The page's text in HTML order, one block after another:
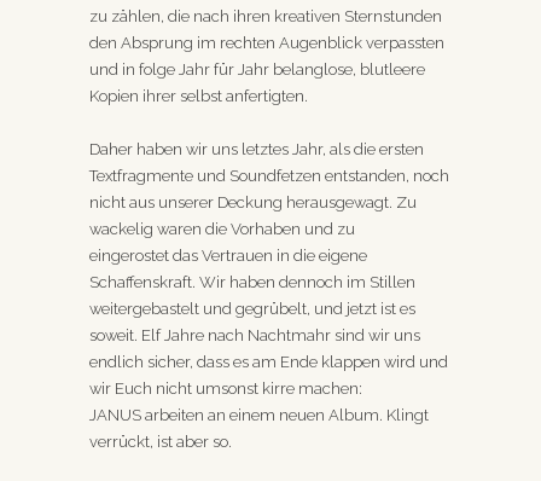
zu zählen, die nach ihren kreativen Sternstunden
den Absprung im rechten Augenblick verpassten
und in folge Jahr für Jahr belanglose, blutleere
Kopien ihrer selbst anfertigten.
Daher haben wir uns letztes Jahr, als die ersten
Textfragmente und Soundfetzen entstanden, noch
nicht aus unserer Deckung herausgewagt. Zu
wackelig waren die Vorhaben und zu
eingerostet das Vertrauen in die eigene
Schaffenskraft. Wir haben dennoch im Stillen
weitergebastelt und gegrübelt, und jetzt ist es
soweit. Elf Jahre nach Nachtmahr sind wir uns
endlich sicher, dass es am Ende klappen wird und
wir Euch nicht umsonst kirre machen:
JANUS arbeiten an einem neuen Album. Klingt
verrückt, ist aber so.